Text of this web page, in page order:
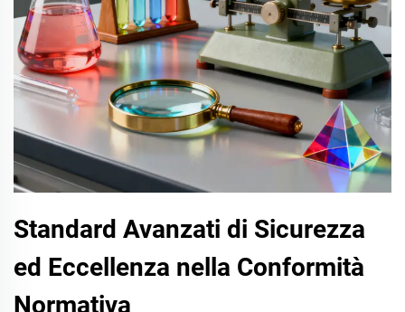
Standard Avanzati di Sicurezza
ed Eccellenza nella Conformità
Normativa